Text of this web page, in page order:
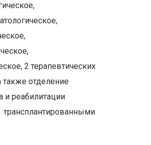
2 терапевтических
также отделение
и реабилитации